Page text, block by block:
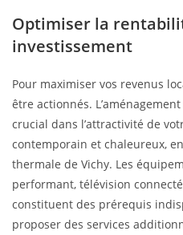
Optimiser la
investissement
Pour maximiser vos revenus
être actionnés.
crucial dans l’attractivité de
contemporain et chaleureux,
thermale de Vichy. Les
performant, télévision
constituent des prérequis
proposer des services